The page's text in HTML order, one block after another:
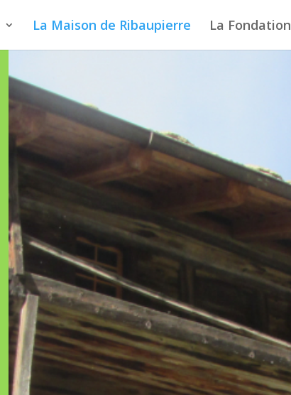
La Maison de Ribaupierre La Fondation